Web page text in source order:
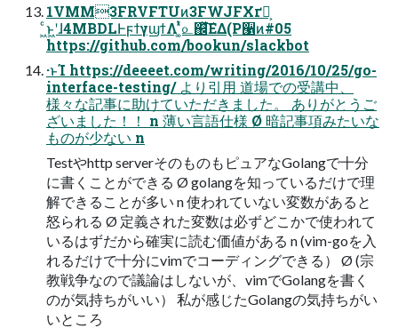
1VMM3FRVFTUͷ3FWJFXґཔ͕
͖ͨͱ͖ʹɺ4MBDLͰϝϯγϣϯΛ ͚ͭͯ௨஌ͯ͘͠ΕΔ(P੡ͷ#05
https://github.com/bookun/slackbot
·ͱΊ https://deeeet.com/writing/2016/10/25/go-
interface-testing/ より引⽤ 道場での受講中、
様々な記事に助けていただきました。 ありがとうご
ざいました！！ n 薄い⾔語仕様 Ø 暗記事項みたいな
ものが少ない n
Testやhttp serverそのものもピュアなGolangで⼗分
に書くことができる Ø golangを知っているだけで理
解できることが多い n 使われていない変数があると
怒られる Ø 定義された変数は必ずどこかで使われて
いるはずだから確実に読む価値がある n (vim-goを⼊
れるだけで⼗分にvimでコーディングできる） Ø (宗
教戦争なので議論はしないが、vimでGolangを書く
のが気持ちがいい） 私が感じたGolangの気持ちがい
いところ